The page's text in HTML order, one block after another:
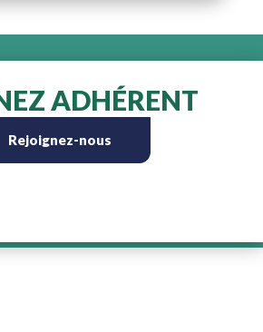
ADHÉRENT
Rejoignez-nous